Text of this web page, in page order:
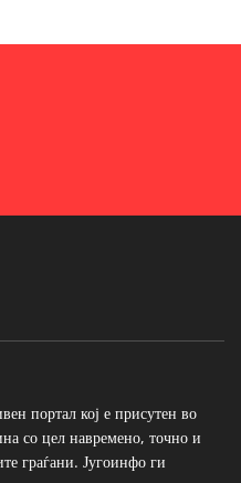
портал кој е присутен во
со цел навремено, точно и
граѓани. Југоинфо ги